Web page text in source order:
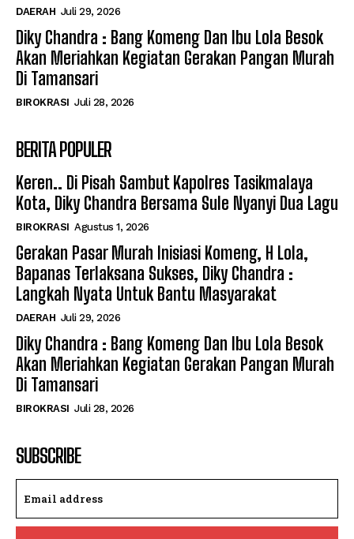
DAERAH Juli 29, 2026
Diky Chandra : Bang Komeng Dan Ibu Lola Besok
Akan Meriahkan Kegiatan Gerakan Pangan Murah
Di Tamansari
BIROKRASI Juli 28, 2026
BERITA POPULER
Keren.. Di Pisah Sambut Kapolres Tasikmalaya
Kota, Diky Chandra Bersama Sule Nyanyi Dua Lagu
BIROKRASI Agustus 1, 2026
Gerakan Pasar Murah Inisiasi Komeng, H Lola,
Bapanas Terlaksana Sukses, Diky Chandra :
Langkah Nyata Untuk Bantu Masyarakat
DAERAH Juli 29, 2026
Diky Chandra : Bang Komeng Dan Ibu Lola Besok
Akan Meriahkan Kegiatan Gerakan Pangan Murah
Di Tamansari
BIROKRASI Juli 28, 2026
SUBSCRIBE